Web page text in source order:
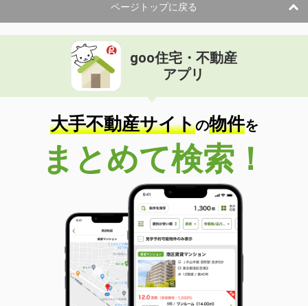
ページトップに戻る
goo住宅・不動産
アプリ
大手不動産サイトの物件を
まとめて検索！